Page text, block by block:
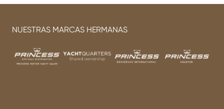
NUESTRAS MARCAS HERMANAS